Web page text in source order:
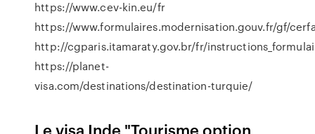
https://www.cev-kin.eu/fr
https://www.formulaires.modernisation.gouv.fr/gf/
http://cgparis.itamaraty.gov.br/fr/
https://planet-
visa.com/destinations/destination-turquie/
Le visa Inde "Tourisme option